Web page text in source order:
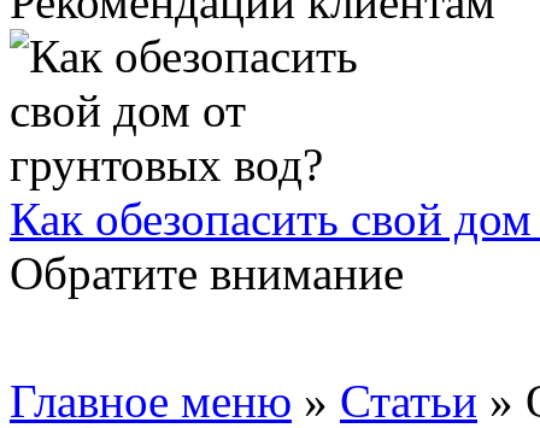
Как обезопасить свой
Обратите внимание
Главное меню » Статьи »